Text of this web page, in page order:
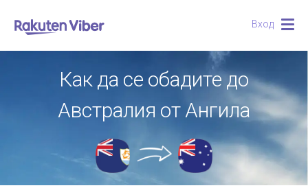
Вход
Как да се обадите до
Австралия от Ангила